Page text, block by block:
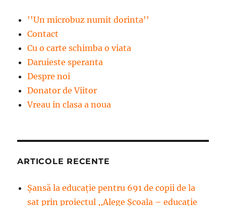
''Un microbuz numit dorinta''
Contact
Cu o carte schimba o viata
Daruieste speranta
Despre noi
Donator de Viitor
Vreau in clasa a noua
ARTICOLE RECENTE
Șansă la educație pentru 691 de copii de la
sat prin proiectul ,,Alege Școala – educație